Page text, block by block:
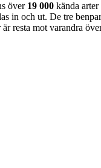
över 19 000 kända
in och ut. De tre
resta mot varandra